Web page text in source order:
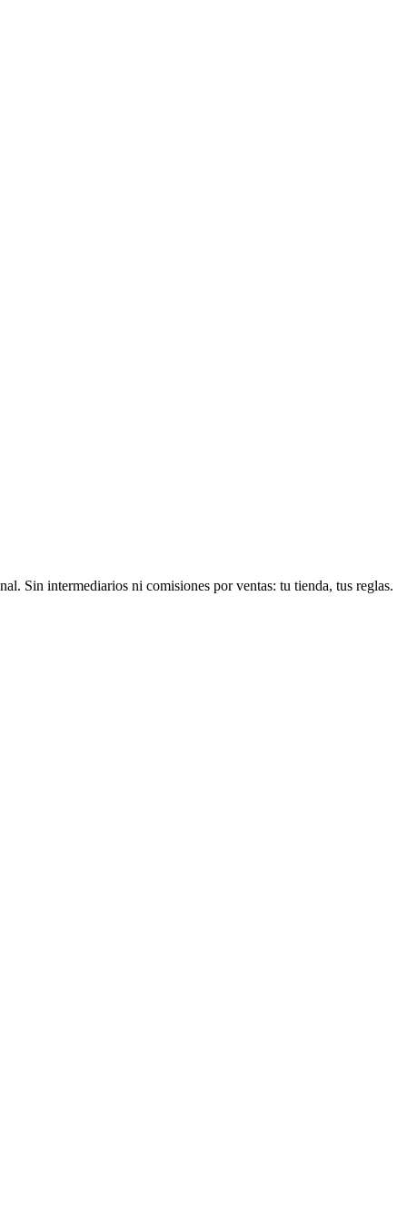
Sin intermediarios ni comisiones por ventas: tu tienda, tus reglas.